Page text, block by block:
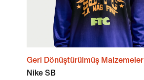
Geri Dönüştürülmüş Malzemeler
Nike SB